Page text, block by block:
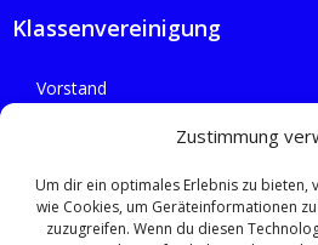
Zustimmung
Um dir ein optimales Erlebnis zu bieten,
wie Cookies, um Geräteinformationen
zuzugreifen. Wenn du diesen
Klassenvereinigung
Vorstand